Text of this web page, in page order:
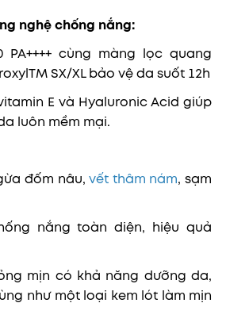
nghệ chống nắng:
PA++++ cùng màng lọc quang
SX/XL bảo vệ da suốt 12h
E và Hyaluronic Acid giúp
luôn mềm mại.
đốm nâu, vết thâm nám, sạm
nắng toàn diện, hiệu quả
mịn có khả năng dưỡng da,
như một loại kem lót làm mịn